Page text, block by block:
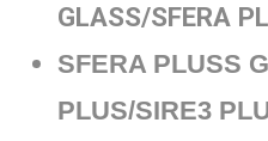
GLASS/SFERA
SFERA PLUSS
PLUS/SIRE3